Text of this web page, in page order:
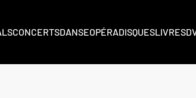
CONCERTSDANSEOPÉRADISQUESLIVRES